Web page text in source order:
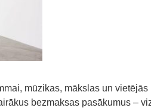
mūzikas, mākslas un vietējās
bezmaksas pasākumus –